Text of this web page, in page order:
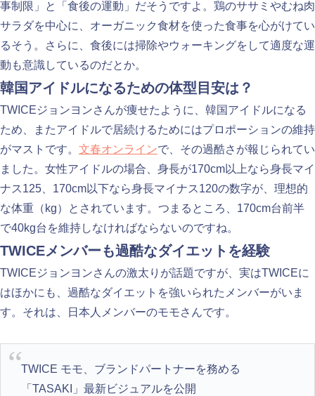
事制限」と「食後の運動」だそうですよ。鶏のササミやむね肉
サラダを中心に、オーガニック食材を使った食事を心がけてい
るそう。さらに、食後には掃除やウォーキングをして適度な運
動も意識しているのだとか。
韓国アイドルになるための体型目安は？
TWICEジョンヨンさんが痩せたように、韓国アイドルになる
ため、またアイドルで居続けるためにはプロポーションの維持
がマストです。 文春オンラインで、その過酷さが報じられてい
ました。女性アイドルの場合、身長が170cm以上なら身長マイ
ナス125、170cm以下なら身長マイナス120の数字が、理想的
な体重（kg）とされています。つまるところ、170cm台前半
で40kg台を維持しなければならないのですね。
TWICEメンバーも過酷なダイエットを経験
TWICEジョンヨンさんの激太りが話題ですが、実はTWICEに
はほかにも、過酷なダイエットを強いられたメンバーがいま
す。それは、日本人メンバーのモモさんです。
TWICE モモ、ブランドパートナーを務める
「TASAKI」最新ビジュアルを公開